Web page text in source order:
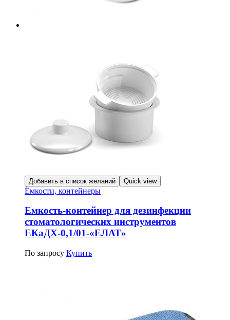
Добавить в список желаний Quick view
Ёмкости, контейнеры
Емкость-контейнер для дезинфекции
стоматологических инструментов
ЕКаДХ-0,1/01-«ЕЛАТ»
По запросу Купить